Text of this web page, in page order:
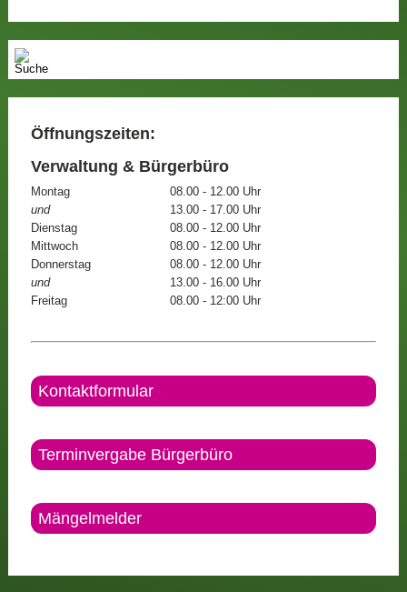
Öffnungszeiten:
Verwaltung & Bürgerbüro
Montag
08.00 - 12.00 Uhr
und
13.00 - 17.00 Uhr
Dienstag
08.00 - 12.00 Uhr
Mittwoch
08.00 - 12.00 Uhr
Donnerstag
08.00 - 12.00 Uhr
und
13.00 - 16.00 Uhr
Freitag
08.00 - 12:00 Uhr
Kontaktformular
Terminvergabe Bürgerbüro
Mängelmelder